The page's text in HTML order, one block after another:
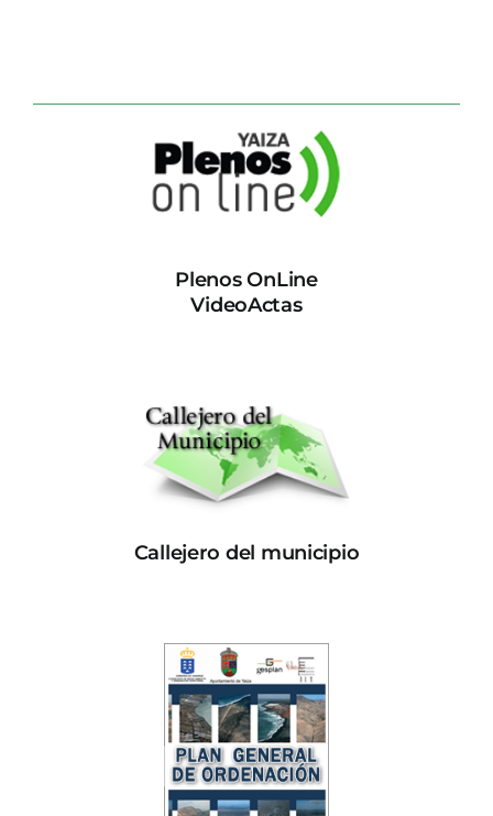
Plenos OnLine
VideoActas
Callejero del municipio